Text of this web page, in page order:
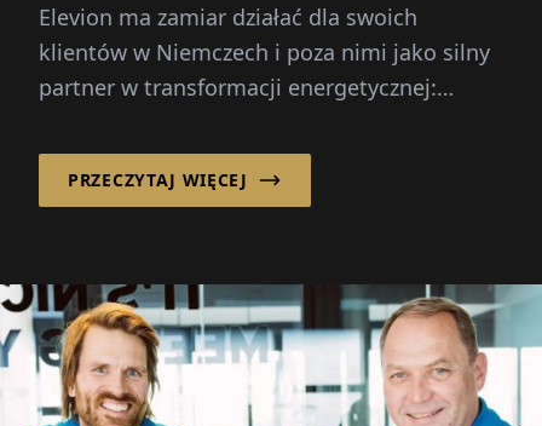
Elevion ma zamiar działać dla swoich
klientów w Niemczech i poza nimi jako silny
partner w transformacji energetycznej:
PRZECZYTAJ WIĘCEJ